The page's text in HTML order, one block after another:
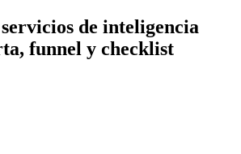
de inteligencia
funnel y checklist